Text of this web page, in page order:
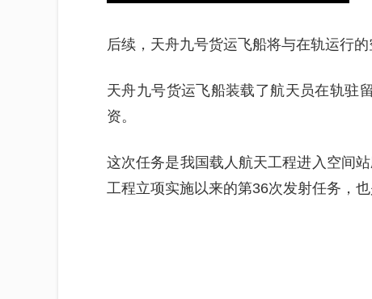
后续，天舟九号货运飞船将与在轨运行的
天舟九号货运飞船装载了航天员在轨驻
资。
这次任务是我国载人航天工程进入空间
工程立项实施以来的第36次发射任务，